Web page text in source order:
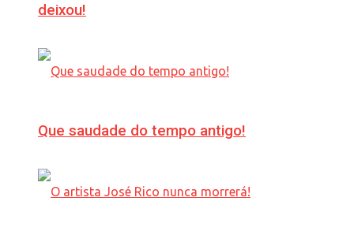
deixou!
Que saudade do tempo antigo!